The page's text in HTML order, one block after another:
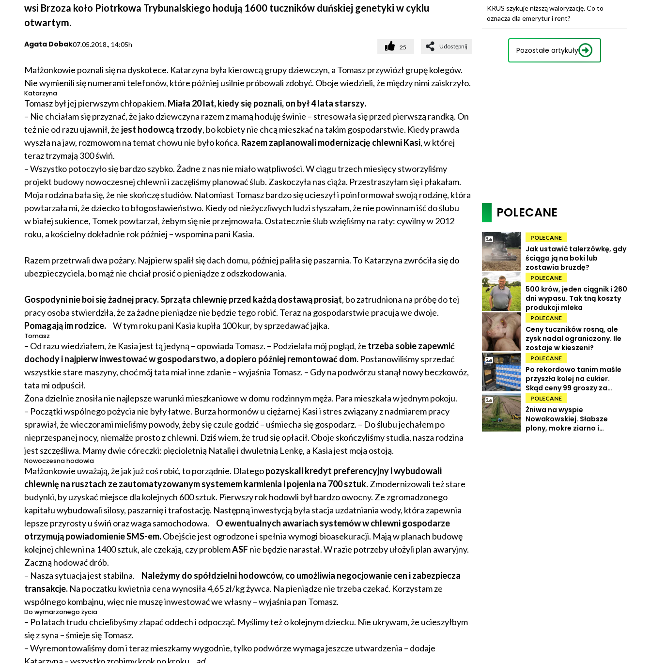
wsi Brzoza koło Piotrkowa Trybunalskiego hodują 1600 tuczników duńskiej genetyki w cyklu
otwartym.
Agata Dobak07.05.2018., 14:05h 25 Udostępnij
Małżonkowie poznali się na dyskotece. Katarzyna była kierowcą grupy dziewczyn, a Tomasz przywiózł grupę kolegów.
Nie wymienili się numerami telefonów, które później usilnie próbowali zdobyć. Oboje wiedzieli, że między nimi zaiskrzyło.
Katarzyna
Tomasz był jej pierwszym chłopakiem. Miała 20 lat, kiedy się poznali, on był 4 lata starszy.
– Nie chciałam się przyznać, że jako dziewczyna razem z mamą hoduję świnie – stresowała się przed pierwszą randką. On
też nie od razu ujawnił, że jest hodowcą trzody, bo kobiety nie chcą mieszkać na takim gospodarstwie. Kiedy prawda
wyszła na jaw, rozmowom na temat chowu nie było końca. Razem zaplanowali modernizację chlewni Kasi, w której
teraz trzymają 300 świń.
– Wszystko potoczyło się bardzo szybko. Żadne z nas nie miało wątpliwości. W ciągu trzech miesięcy stworzyliśmy
projekt budowy nowoczesnej chlewni i zaczęliśmy planować ślub. Zaskoczyła nas ciąża. Przestraszyłam się i płakałam.
Moja rodzina bała się, że nie skończę studiów. Natomiast Tomasz bardzo się ucieszył i poinformował swoją rodzinę, która
powtarzała mi, że dziecko to błogosławieństwo. Kiedy od nieżyczliwych ludzi słyszałam, że nie powinnam iść do ślubu
w białej sukience, Tomek powtarzał, żebym się nie przejmowała. Ostatecznie ślub wzięliśmy na raty: cywilny w 2012
roku, a kościelny dokładnie rok później – wspomina pani Kasia.
Razem przetrwali dwa pożary. Najpierw spalił się dach domu, później paliła się paszarnia. To Katarzyna zwróciła się do
ubezpieczyciela, bo mąż nie chciał prosić o pieniądze z odszkodowania.
Gospodyni nie boi się żadnej pracy.Sprząta chlewnię przed każdą dostawą prosiąt, bo zatrudniona na próbę do tej
pracy osoba stwierdziła, że za żadne pieniądze nie będzie tego robić. Teraz na gospodarstwie pracują we dwoje.
Pomagają im rodzice. W tym roku pani Kasia kupiła 100 kur, by sprzedawać jajka.
Tomasz
– Od razu wiedziałem, że Kasia jest tą jedyną – opowiada Tomasz. – Podzielała mój pogląd, że trzeba sobie zapewnić
dochody i najpierw inwestować w gospodarstwo, a dopiero później remontować dom.Postanowiliśmy sprzedać
wszystkie stare maszyny, choć mój tata miał inne zdanie – wyjaśnia Tomasz. – Gdy na podwórzu stanął nowy beczkowóz,
tata mi odpuścił.
Żona dzielnie znosiła nie najlepsze warunki mieszkaniowe w domu rodzinnym męża. Para mieszkała w jednym pokoju.
– Początki wspólnego pożycia nie były łatwe. Burza hormonów u ciężarnej Kasi i stres związany z nadmiarem pracy
sprawiał, że wieczorami mieliśmy powody, żeby się czule godzić – uśmiecha się gospodarz. – Do ślubu jechałem po
nieprzespanej nocy, niemalże prosto z chlewni. Dziś wiem, że trud się opłacił. Oboje skończyliśmy studia, nasza rodzina
jest szczęśliwa. Mamy dwie córeczki: pięcioletnią Natalię i dwuletnią Lenkę, a Kasia jest moją ostoją.
Nowoczesna hodowla
Małżonkowie uważają, że jak już coś robić, to porządnie. Dlategopozyskali kredyt preferencyjny i wybudowali
chlewnię na rusztach ze zautomatyzowanym systemem karmienia i pojenia na 700 sztuk.Zmodernizowali też stare
budynki, by uzyskać miejsce dla kolejnych 600 sztuk. Pierwszy rok hodowli był bardzo owocny. Ze zgromadzonego
kapitału wybudowali silosy, paszarnię i trafostację. Następną inwestycją była stacja uzdatniania wody, która zapewnia
lepsze przyrosty u świń oraz waga samochodowa.
O ewentualnych awariach systemów w chlewni gospodarze
otrzymują powiadomienie SMS-em.Obejście jest ogrodzone i spełnia wymogi bioasekuracji. Mają w planach budowę
kolejnej chlewni na 1400 sztuk, ale czekają, czy problemASF nie będzie narastał. W razie potrzeby ułożyli plan awaryjny.
Zaczną hodować drób.
– Nasza sytuacja jest stabilna. Należymy do spółdzielni hodowców, co umożliwia negocjowanie cen i zabezpiecza
transakcje.Na początku kwietnia cena wynosiła 4,65 zł/kg żywca. Na pieniądze nie trzeba czekać. Korzystam ze
wspólnego kombajnu, więc nie muszę inwestować we własny – wyjaśnia pan Tomasz.
Do wymarzonego życia
– Po latach trudu chcielibyśmy złapać oddech i odpocząć. Myślimy też o kolejnym dziecku. Nie ukrywam, że ucieszyłbym
się z syna – śmieje się Tomasz.
– Wyremontowaliśmy dom i teraz mieszkamy wygodnie, tylko podwórze wymaga jeszcze utwardzenia – dodaje
KRUS szykuje niższą waloryzację. Co to
oznacza dla emerytur i rent?
Pozostałe artykuły
POLECANE
POLECANE
Jak ustawić talerzówkę, gdy
ściąga ją na boki lub
zostawia bruzdę?
POLECANE
500 krów, jeden ciągnik i 260
dni wypasu. Tak tną koszty
produkcji mleka
POLECANE
Ceny tuczników rosną, ale
zysk nadal ograniczony. Ile
zostaje w kieszeni?
POLECANE
Po rekordowo tanim maśle
przyszła kolej na cukier.
Skąd ceny 99 groszy za
kilogram?
POLECANE
Żniwa na wyspie
Nowakowskiej. Słabsze
plony, mokre ziarno i